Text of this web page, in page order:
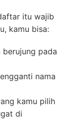
itu wajib
kamu bisa:
pada
nama
kamu pilih
di